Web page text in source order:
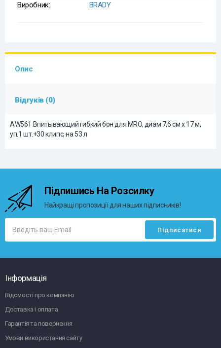
Виробник: BRADY
Опис
Відгуків (0)
AW561 Впитывающий гибкий бон для MRO, диам 7,6 см x 17 м,
уп.1 шт.+30 клипс, на 53 л
Підпишись На Розсилку
Найкращі пропозиції для наших підписників!
Інформація
Відомості про компанію
Доставка і оплата
Гарантія та повернення
Умови використання сайту